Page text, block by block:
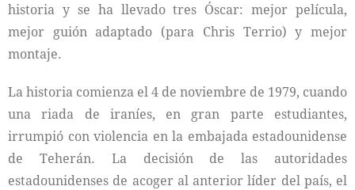
historia y se ha llevado tres Óscar: mejor película,
mejor guión adaptado (para Chris Terrio) y mejor
montaje.
La historia comienza el 4 de noviembre de 1979, cuando
una riada de iraníes, en gran parte estudiantes,
irrumpió con violencia en la embajada estadounidense
de Teherán. La decisión de las autoridades
estadounidenses de acoger al anterior líder del país, el